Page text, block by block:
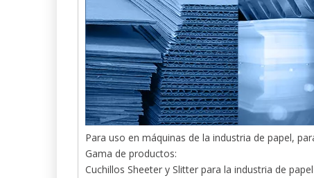
Para uso en máquinas de la industria de papel,
Gama de productos:
Cuchillos Sheeter y Slitter para la industria de